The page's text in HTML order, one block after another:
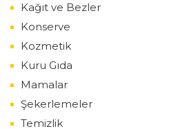
Kağıt ve Bezler
Konserve
Kozmetik
Kuru Gıda
Mamalar
Şekerlemeler
Temizlik